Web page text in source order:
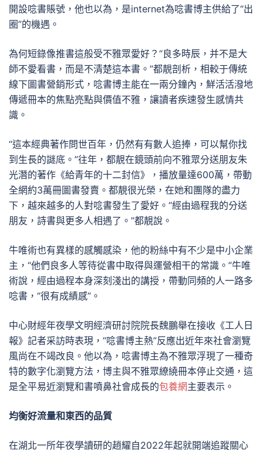
開設唸書賬號，他也以為，是internet為唸書博主供給了“出
圈”的機遇。
為何短錄像推書這般受不雅眾愛好？“良多時辰，并不是大
師不愛看書，而是不清楚這本書。”都靚剖析，相較于傳統
線下圖書營銷形式，唸書博主能在一兩分鐘內，鮮活活潑地
傳遞冊本的焦點亮點與價值不雅，讓讀者疾速發生感情共
識。
“這本經典著作問世百年，仍然有有數人追捧，可以幫你找
到生長的謎底。”往年，都靚在鏡頭前向不雅眾分送朋友朱
光潛的著作《給青年的十二封信》，播放量達600萬，帶動
全網約3萬冊圖書發賣。都靚很光榮，在她和團隊的盡力
下，越來越多的人對唸書發生了愛好。“經由過程我的分送
朋友，詩書與更多人相遇了。”都靚說。
牛唯術也有異樣的感觸感染，他的粉絲中有不少是中小企業
主，“他們良多人等待從書中取得與運營相干的常識。”牛唯
術說，經由過程本身深刻淺出的講授，帶動同頻的人一路多
唸書，“很有成績感”。
中心財經年夜學文明經濟研討院院長魏鵬舉在接收《工人日
報》記者采訪時表現，“唸書博主熱”反應出近年來社會瀏覽
風尚在不竭改良。他以為，唸書博主為不雅眾浮現了一種奇
特的數字化瀏覽方法，博主與不雅眾繚繞冊本停止交通，這
是全平易近瀏覽和書噴鼻社會成長的包養網主要表示。
均衡好流量和東西的品質
在湖北一所年夜學讀研的趙耀自2022年起就開端追蹤關心